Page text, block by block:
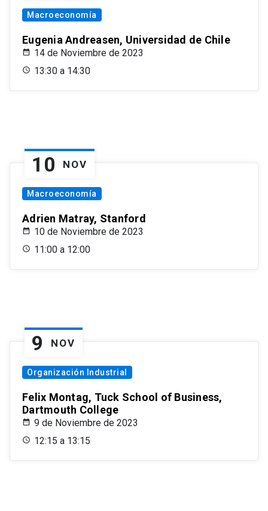
Macroeconomía
Eugenia Andreasen, Universidad de Chile
14 de Noviembre de 2023
13:30 a 14:30
10 NOV
Macroeconomía
Adrien Matray, Stanford
10 de Noviembre de 2023
11:00 a 12:00
9 NOV
Organización Industrial
Felix Montag, Tuck School of Business,
Dartmouth College
9 de Noviembre de 2023
12:15 a 13:15